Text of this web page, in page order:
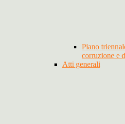
Piano
corruzione e
Atti generali